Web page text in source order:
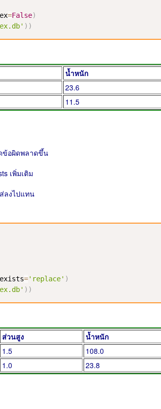
=False)
) )
น้ำหนัก
23.6
11.5
ข้อผิดพลาดขึ้น
เพิ่มเติม
ลงไปแทน
='replace' )
) )
ส่วนสูง
น้ำหนัก
1.5
108.0
1.0 23.8